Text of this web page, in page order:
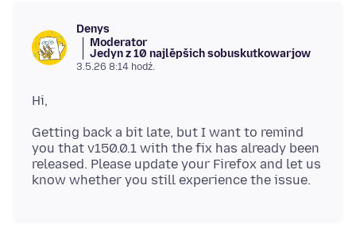
Denys
Moderator
Jedyn z 10 najlěpšich sobuskutkowarjow
3.5.26 8:14 hodź.
Getting back a bit late, but I want to remind
you that v150.0.1 with the fix has already been
released. Please update your Firefox and let us